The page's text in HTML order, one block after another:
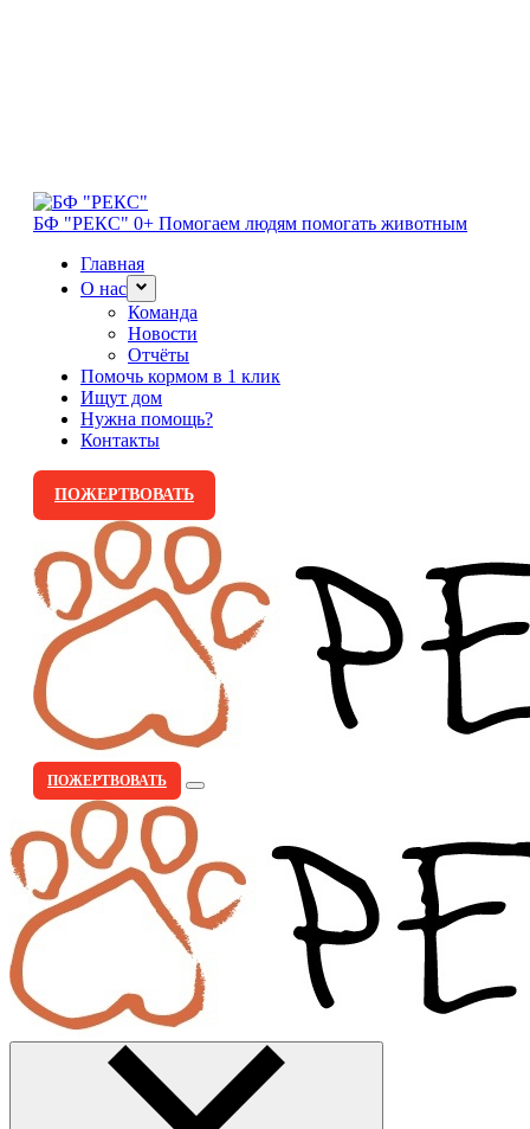
БФ "РЕКС" 0+ Помогаем людям помогать животным
Главная
О нас
Команда
Новости
Отчёты
Помочь кормом в 1 клик
Ищут дом
Нужна помощь?
Контакты
ПОЖЕРТВОВАТЬ
ПОЖЕРТВОВАТЬ